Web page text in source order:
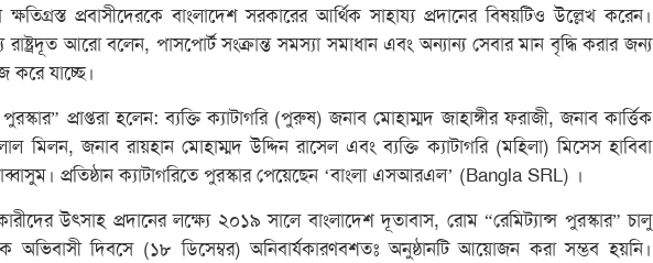
প্রবাসীদেরকে বাংলাদেশ সরকারের আর্থিক সাহায্য প্রদানের বিষয়টিও উল্লেখ করেন।
রাষ্ট্রদূত আরো বলেন, পাসপোর্ট সংক্রান্ত সমস্যা সমাধান এবং অন্যান্য সেবার মান বৃদ্ধি করার জন্য
করে যাচ্ছে।
প্রাপ্তরা হলেন: ব্যক্তি ক্যাটাগরি (পুরুষ) জনাব মোহাম্মদ জাহাঙ্গীর ফরাজী, জনাব কার্ত্তিক
মিলন, জনাব রায়হান মোহাম্মদ উদ্দিন রাসেল এবং ব্যক্তি ক্যাটাগরি (মহিলা) মিসেস হাবিবা
প্রতিষ্ঠান ক্যাটাগরিতে পুরস্কার পেয়েছেন ‘বাংলা এসআরএল’ (Bangla SRL) ।
উৎসাহ প্রদানের লক্ষ্যে ২০১৯ সালে বাংলাদেশ দূতাবাস, রোম “রেমিট্যান্স পুরস্কার” চালু
অভিবাসী দিবসে (১৮ ডিসেম্বর) অনিবার্যকারণবশতঃ অনুষ্ঠানটি আয়োজন করা সম্ভব হয়নি।